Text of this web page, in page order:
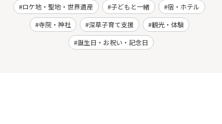
ロケ地・聖地・世界遺産
子どもと一緒
宿・ホテル
寺院・神社
深草子育て支援
観光・体験
誕生日・お祝い・記念日